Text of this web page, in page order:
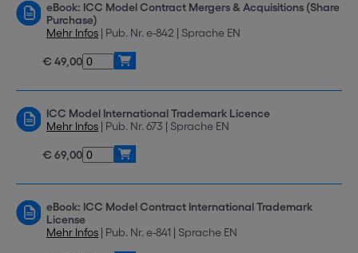
eBook: ICC Model Contract Mergers & Acquisitions (Share
Purchase)
Mehr Infos | Pub. Nr. e-842 | Sprache EN
€ 49,00
ICC Model International Trademark Licence
Mehr Infos | Pub. Nr. 673 | Sprache EN
€ 69,00
eBook: ICC Model Contract International Trademark
License
Mehr Infos | Pub. Nr. e-841 | Sprache EN